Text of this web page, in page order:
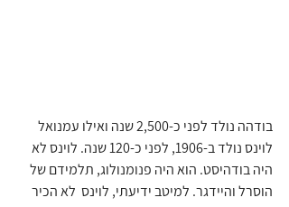
בודהה נולד לפני כ-2,500 שנה ואילו עמנואל
לוינס נולד ב-1906, לפני כ-120 שנה. לוינס לא
היה בודהיסט. הוא היה פנומנולוג, תלמידם של
הוסרל והיידגר. למיטב ידיעתי, לוינס  לא הכיר